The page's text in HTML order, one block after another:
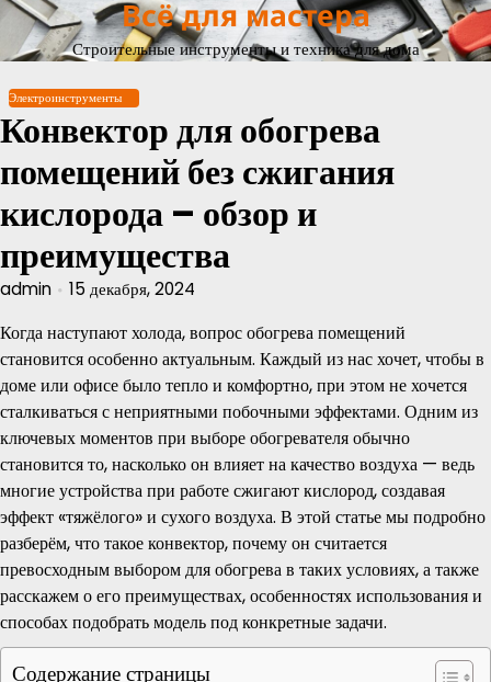
Перейти
содержимому
Всё для мастера
Строительные инструменты и техника для дома
Электроинструменты
Конвектор для обогрева
помещений без сжигания
кислорода – обзор и
преимущества
admin 15 декабря, 2024
Когда наступают холода, вопрос обогрева помещений
становится особенно актуальным. Каждый из нас хочет, чтобы в
доме или офисе было тепло и комфортно, при этом не хочется
сталкиваться с неприятными побочными эффектами. Одним из
ключевых моментов при выборе обогревателя обычно
становится то, насколько он влияет на качество воздуха — ведь
многие устройства при работе сжигают кислород, создавая
эффект «тяжёлого» и сухого воздуха. В этой статье мы подробно
разберём, что такое конвектор, почему он считается
превосходным выбором для обогрева в таких условиях, а также
расскажем о его преимуществах, особенностях использования и
способах подобрать модель под конкретные задачи.
Содержание страницы